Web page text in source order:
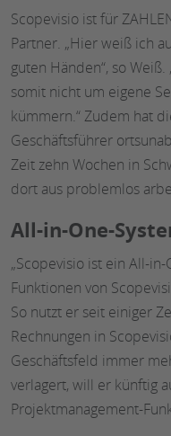
Scopevisio ist für
Partner. „Hier weiß ich
guten Händen“, so
somit nicht um eigene
kümmern.“ Zudem hat
Geschäftsführer
Zeit zehn Wochen in
dort aus problemlos
All-in-One-
„Scopevisio ist ein All-
Funktionen von
So nutzt er seit einiger
Rechnungen in
Geschäftsfeld immer
verlagert, will er künftig
Projektmanagement-